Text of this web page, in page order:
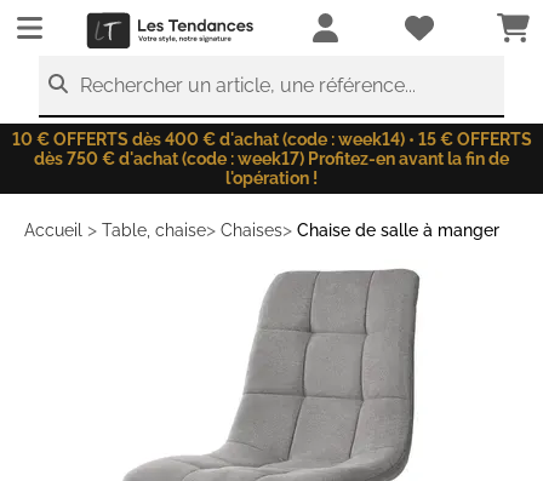
LesTendances.fr
Rechercher un article, une référence...
10 € OFFERTS dès 400 € d'achat (code : week14) • 15 € OFFERTS
dès 750 € d'achat (code : week17) Profitez-en avant la fin de
l'opération !
Accueil > Table, chaise> Chaises> Chaise de salle à manger